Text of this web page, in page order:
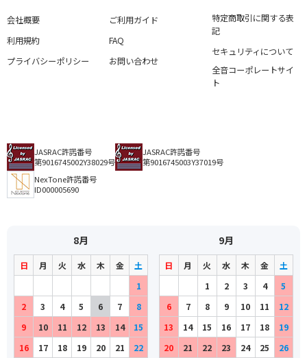
会社概要
利用規約
プライバシーポリシー
ご利用ガイド
FAQ
お問い合わせ
特定商取引に関する表
記
セキュリティについて
全音コーポレートサイ
ト
JASRAC許諾番号
第9016745002Y38029号
JASRAC許諾番号
第9016745003Y37019号
NexTone許諾番号
ID000005690
8月
日 月 火 水 木 金
土
1
2
3 4 5 6 7
8
9
10 11 12 13 14
15
16
17 18 19 20 21 22
9月
日 月 火 水 木 金
土
1
2 3 4
5
6
7 8 9 10 11
12
13
14 15 16 17 18
19
20
21 22 23 24 25 26